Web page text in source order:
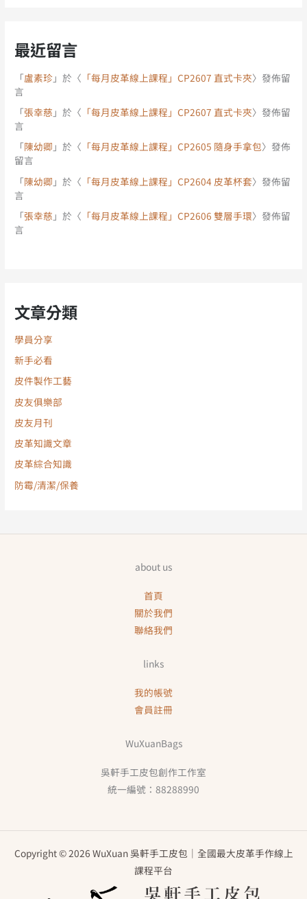
最近留言
「盧素珍」於〈 「每月皮革線上課程」CP2607 直式卡夾〉發佈留
言
「張幸慈 」於〈 「每月皮革線上課程」CP2607 直式卡夾〉發佈留
言
「陳幼卿 」於〈 「每月皮革線上課程」CP2605 隨身手拿包〉發佈
留言
「陳幼卿 」於〈 「每月皮革線上課程」CP2604 皮革杯套〉發佈留
言
「張幸慈 」於〈 「每月皮革線上課程」CP2606 雙層手環〉發佈留
言
文章分類
學員分享
新手必看
皮件製作工藝
皮友俱樂部
皮友月刊
皮革知識文章
皮革綜合知識
防霉/清潔/保養
about us
首頁
關於我們
聯絡我們
links
我的帳號
會員註冊
WuXuanBags
吳軒手工皮包創作工作室
統一編號：88288990
Copyright © 2026 WuXuan 吳軒手工皮包｜全國最大皮革手作線上
課程平台